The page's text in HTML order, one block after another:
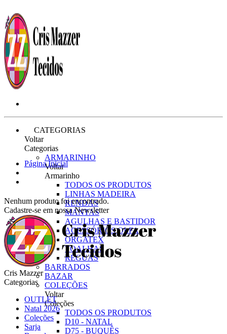
CATEGORIAS
Voltar
Categorias
ARMARINHO
Voltar
Armarinho
TODOS OS PRODUTOS
LINHAS MADEIRA
RENDAS
MANTAS
AGULHAS E BASTIDOR
ACESSÓRIOS OLFA
ORGATEX
TOALHAS
RÉGUAS
BARRADOS
BAZAR
COLEÇÕES
Voltar
Coleções
TODOS OS PRODUTOS
D10 - NATAL
D75 - BUQUÊS
Página Inicial
Nenhum produto foi encontrado.
Cadastre-se em nossa Newsletter
Cris Mazzer
Categorias
OUTLET
Natal 2026
Coleções
Sarja